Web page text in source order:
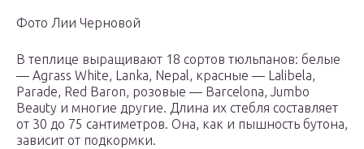
Фото Лии Черновой
В теплице выращивают 18 сортов тюльпанов: белые
— Agrass White, Lanka, Nepal, красные — Lalibela,
Parade, Red Baron, розовые — Barcelona, Jumbo
Beauty и многие другие. Длина их стебля составляет
от 30 до 75 сантиметров. Она, как и пышность бутона,
зависит от подкормки.